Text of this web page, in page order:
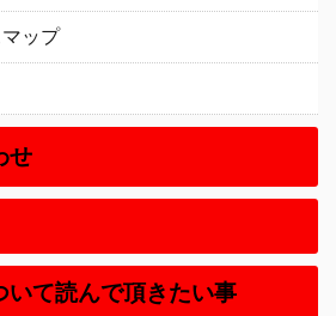
ップ
せ
いて読んで頂きたい事